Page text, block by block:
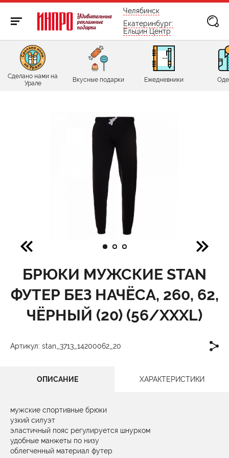
бесплатно по России
Челябинск
Екатеринбург:
Ельцин Центр
Сделано нами на
Урале
Вкусные подарки Ежедневники
БРЮКИ МУЖСКИЕ STAN
ФУТЕР БЕЗ НАЧЁСА, 260, 62,
ЧЁРНЫЙ (20) (56/XXXL)
Артикул: stan_3713_14200062_20
ОПИСАНИЕ ХАРАКТЕРИСТИКИ
мужские спортивные брюки
узкий силуэт
эластичный пояс регулируется шнурком
удобные манжеты по низу
облегченный материал футер